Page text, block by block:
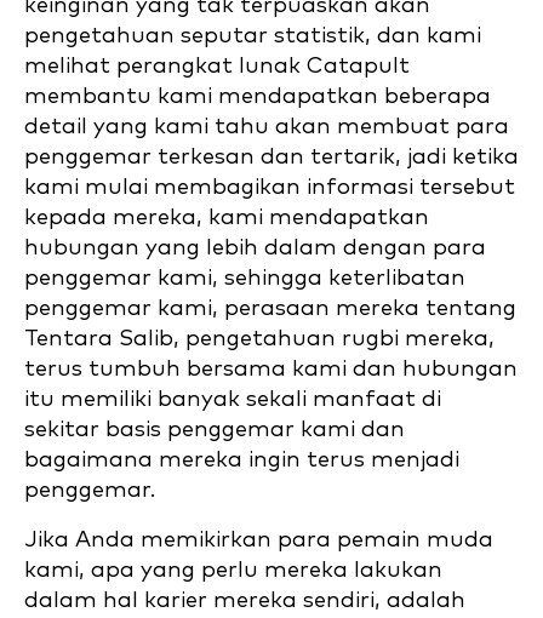
keinginan yang tak terpuaskan akan
pengetahuan seputar statistik, dan kami
melihat perangkat lunak Catapult
membantu kami mendapatkan beberapa
detail yang kami tahu akan membuat para
penggemar terkesan dan tertarik, jadi ketika
kami mulai membagikan informasi tersebut
kepada mereka, kami mendapatkan
hubungan yang lebih dalam dengan para
penggemar kami, sehingga keterlibatan
penggemar kami, perasaan mereka tentang
Tentara Salib, pengetahuan rugbi mereka,
terus tumbuh bersama kami dan hubungan
itu memiliki banyak sekali manfaat di
sekitar basis penggemar kami dan
bagaimana mereka ingin terus menjadi
penggemar.
Jika Anda memikirkan para pemain muda
kami, apa yang perlu mereka lakukan
dalam hal karier mereka sendiri, adalah